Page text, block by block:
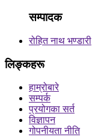
सम्पादक
रोहित नाथ भण्डारी
लिङ्कहरू
हाम्रोबारे
सम्पर्क
प्रयोगका सर्त
विज्ञापन
गोपनीयता नीति